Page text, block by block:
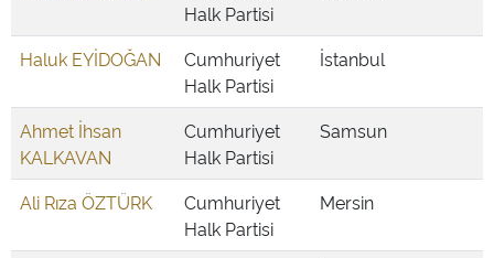
Halk Partisi
Haluk EYİDOĞAN
Cumhuriyet
Halk Partisi
İstanbul
Ahmet İhsan
KALKAVAN
Cumhuriyet
Halk Partisi
Samsun
Ali Rıza ÖZTÜRK
Cumhuriyet
Halk Partisi
Mersin